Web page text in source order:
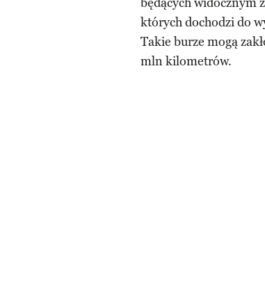
których dochodzi do
Takie burze mogą
mln kilometrów.